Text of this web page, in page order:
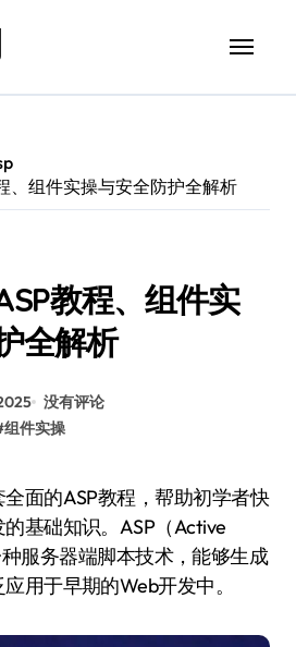
、组件实操与安全防护全解析
教程、组件实
全解析
没有评论
组件实操
基础知识。ASP（Active
服务器端脚本技术，能够生成
用于早期的Web开发中。